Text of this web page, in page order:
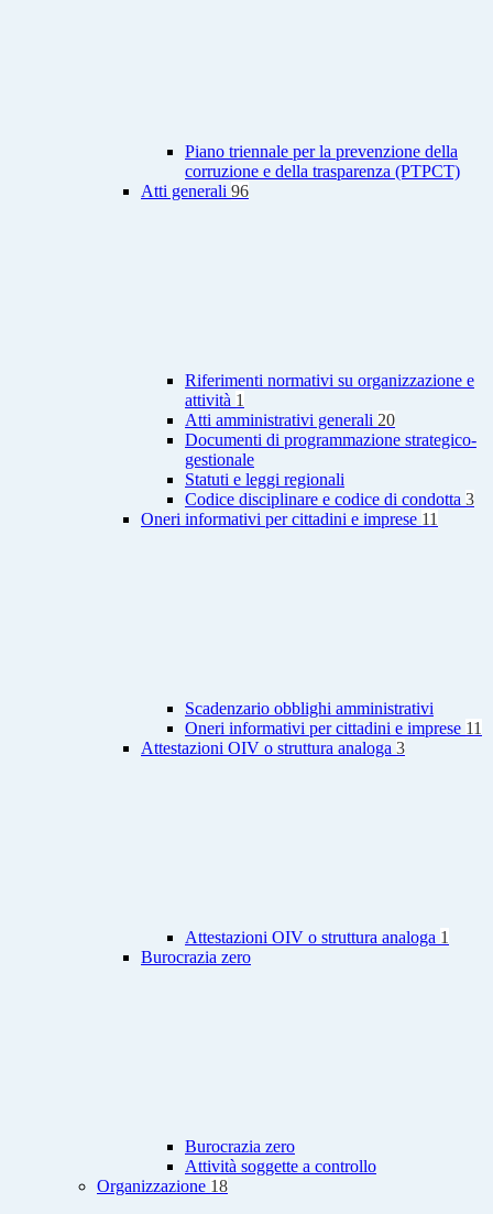
Piano triennale per la prevenzione della
corruzione e della trasparenza (PTPCT)
Atti generali 96
Riferimenti normativi su organizzazione e
attività 1
Atti amministrativi generali 20
Documenti di programmazione strategico-
gestionale
Statuti e leggi regionali
Codice disciplinare e codice di condotta 3
Oneri informativi per cittadini e imprese 11
Scadenzario obblighi amministrativi
Oneri informativi per cittadini e imprese 11
Attestazioni OIV o struttura analoga 3
Attestazioni OIV o struttura analoga 1
Burocrazia zero
Burocrazia zero
Attività soggette a controllo
Organizzazione 18